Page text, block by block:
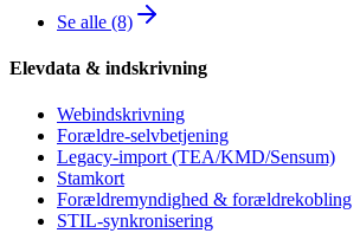
Se alle (8)
Elevdata & indskrivning
Webindskrivning
Forældre-selvbetjening
Legacy-import (TEA/KMD/Sensum)
Stamkort
Forældremyndighed & forældrekobling
STIL-synkronisering